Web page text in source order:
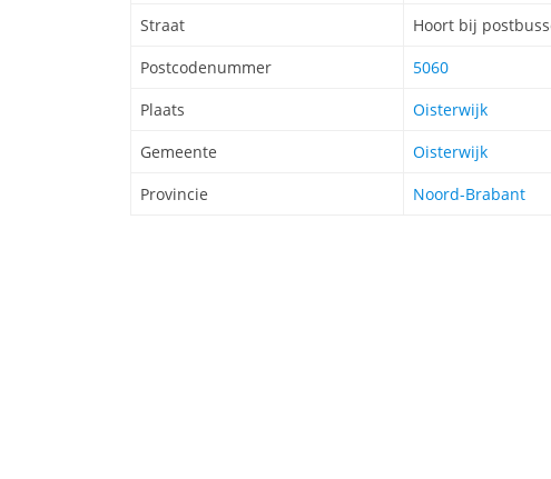
Straat
Hoort bij
Postcodenummer
5060
Plaats
Oisterwijk
Gemeente
Oisterwijk
Provincie
Noord-Brabant